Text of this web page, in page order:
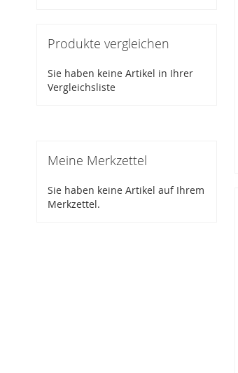
Produkte vergleichen
Sie haben keine Artikel in Ihrer
Vergleichsliste
Meine Merkzettel
Sie haben keine Artikel auf Ihrem
Merkzettel.